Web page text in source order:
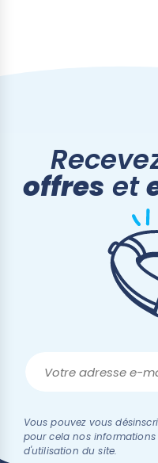
offres et
Vous pouvez vous
pour cela nos
d'utilisation du site.